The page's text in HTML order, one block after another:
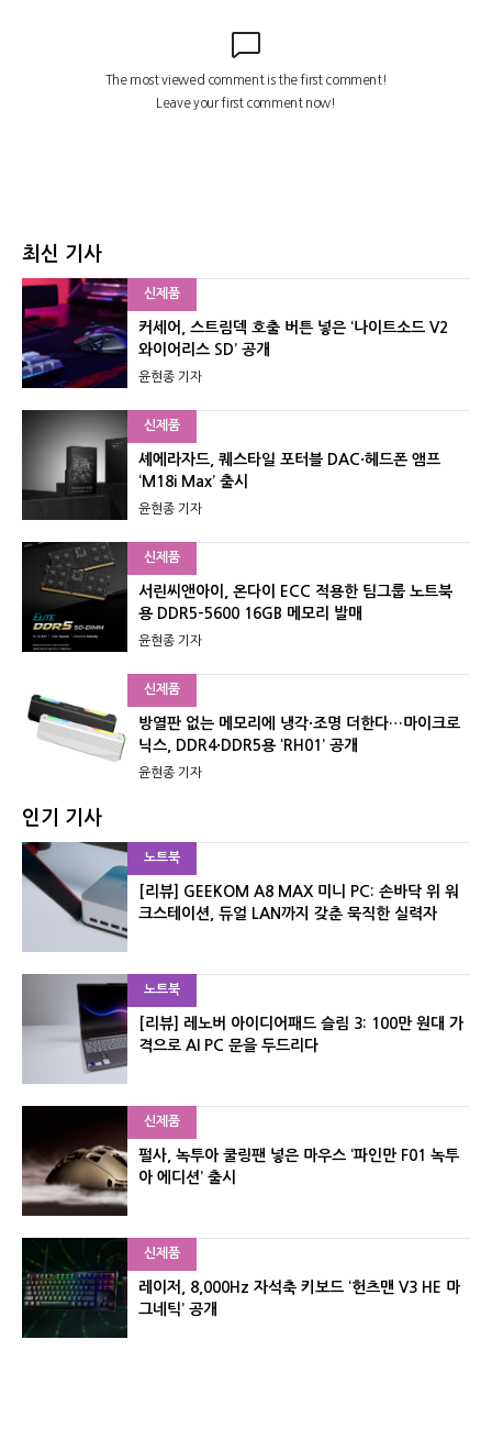
최신 기사
신제품
커세어, 스트림덱 호출 버튼 넣은 ‘나이트소드 V2
와이어리스 SD’ 공개
윤현종 기자
신제품
셰에라자드, 퀘스타일 포터블 DAC·헤드폰 앰프
‘M18i Max’ 출시
윤현종 기자
신제품
서린씨앤아이, 온다이 ECC 적용한 팀그룹 노트북
용 DDR5-5600 16GB 메모리 발매
윤현종 기자
신제품
방열판 없는 메모리에 냉각·조명 더한다…마이크로
닉스, DDR4·DDR5용 ‘RH01’ 공개
윤현종 기자
인기 기사
노트북
[리뷰] GEEKOM A8 MAX 미니 PC: 손바닥 위 워
크스테이션, 듀얼 LAN까지 갖춘 묵직한 실력자
노트북
[리뷰] 레노버 아이디어패드 슬림 3: 100만 원대 가
격으로 AI PC 문을 두드리다
신제품
펄사, 녹투아 쿨링팬 넣은 마우스 ‘파인만 F01 녹투
아 에디션’ 출시
신제품
레이저, 8,000Hz 자석축 키보드 ‘헌츠맨 V3 HE 마
그네틱’ 공개